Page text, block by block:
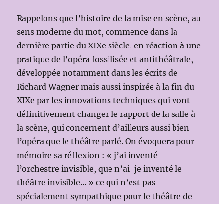
Rappelons que l’histoire de la mise en scène, au
sens moderne du mot, commence dans la
dernière partie du XIXe siècle, en réaction à une
pratique de l’opéra fossilisée et antithéâtrale,
développée notamment dans les écrits de
Richard Wagner mais aussi inspirée à la fin du
XIXe par les innovations techniques qui vont
définitivement changer le rapport de la salle à
la scène, qui concernent d’ailleurs aussi bien
l’opéra que le théâtre parlé. On évoquera pour
mémoire sa réflexion : « j’ai inventé
l’orchestre invisible, que n’ai-je inventé le
théâtre invisible… » ce qui n’est pas
spécialement sympathique pour le théâtre de